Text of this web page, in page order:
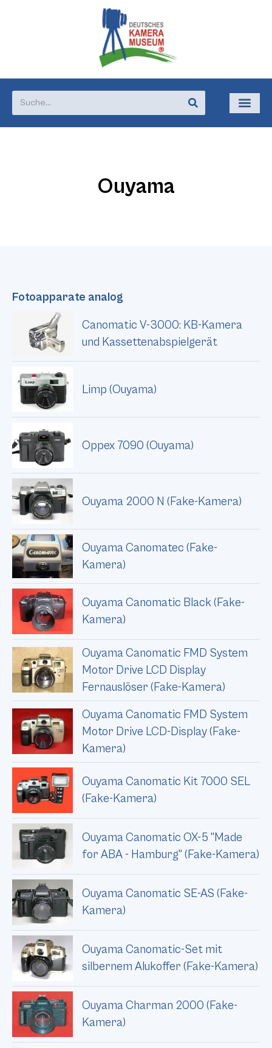
Ouyama
Fotoapparate analog
Canomatic V-3000: KB-Kamera
und Kassettenabspielgerät
Limp (Ouyama)
Oppex 7090 (Ouyama)
Ouyama 2000 N (Fake-Kamera)
Ouyama Canomatec (Fake-
Kamera)
Ouyama Canomatic Black (Fake-
Kamera)
Ouyama Canomatic FMD System
Motor Drive LCD Display
Fernauslöser (Fake-Kamera)
Ouyama Canomatic FMD System
Motor Drive LCD-Display (Fake-
Kamera)
Ouyama Canomatic Kit 7000 SEL
(Fake-Kamera)
Ouyama Canomatic OX-5 "Made
for ABA - Hamburg" (Fake-Kamera)
Ouyama Canomatic SE-AS (Fake-
Kamera)
Ouyama Canomatic-Set mit
silbernem Alukoffer (Fake-Kamera)
Ouyama Charman 2000 (Fake-
Kamera)